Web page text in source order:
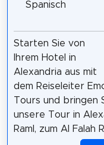
Spanisch
Starten Sie von
Ihrem Hotel in
Alexandria aus mit
dem Reiseleiter
Tours und bringen
unsere Tour in
Raml, zum Al Falah